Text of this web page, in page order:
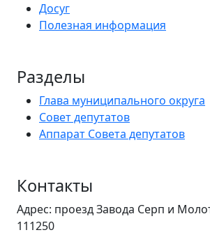
Досуг
Полезная информация
Разделы
Глава муниципального округа
Совет депутатов
Аппарат Совета депутатов
Контакты
Адрес: проезд Завода Серп и
111250